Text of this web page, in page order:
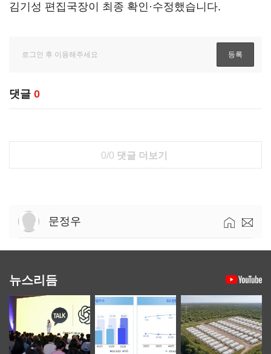
김기성 편집국장이 최종 확인·수정했습니다.
댓글 0
0/0 댓글 더보기
문정우
뉴스리듬